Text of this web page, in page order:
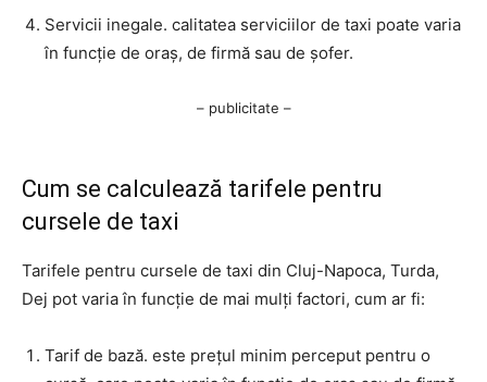
Servicii inegale. calitatea serviciilor de taxi poate varia
în funcție de oraș, de firmă sau de șofer.
– publicitate –
Cum se calculează tarifele pentru
cursele de taxi
Tarifele pentru cursele de taxi din Cluj-Napoca, Turda,
Dej pot varia în funcție de mai mulți factori, cum ar fi:
Tarif de bază. este prețul minim perceput pentru o